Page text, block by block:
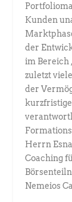
Kunden
der
im Bereich
zuletzt
der
Herrn
Coaching
Nemeios